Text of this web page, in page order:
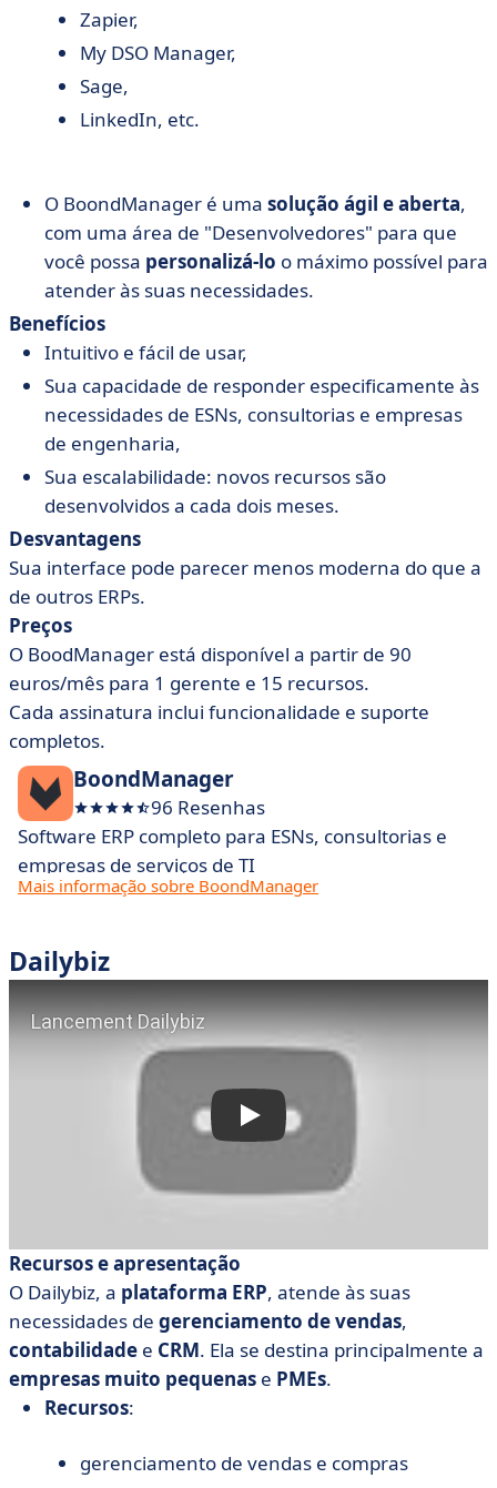
Zapier,
My DSO Manager,
Sage,
LinkedIn, etc.
O BoondManager é uma solução ágil e aberta,
com uma área de "Desenvolvedores" para que
você possa personalizá-lo o máximo possível para
atender às suas necessidades.
Benefícios
Intuitivo e fácil de usar,
Sua capacidade de responder especificamente às
necessidades de ESNs, consultorias e empresas
de engenharia,
Sua escalabilidade: novos recursos são
desenvolvidos a cada dois meses.
Desvantagens
Sua interface pode parecer menos moderna do que a
de outros ERPs.
Preços
O BoodManager está disponível a partir de 90
euros/mês para 1 gerente e 15 recursos.
Cada assinatura inclui funcionalidade e suporte
completos.
BoondManager
96 Resenhas
Software ERP completo para ESNs, consultorias e
empresas de serviços de TI
Mais informação sobre BoondManager
Dailybiz
Recursos e apresentação
O Dailybiz, a plataforma ERP, atende às suas
necessidades de gerenciamento de vendas,
contabilidade e CRM. Ela se destina principalmente a
empresas muito pequenas e PMEs.
Recursos:
gerenciamento de vendas e compras